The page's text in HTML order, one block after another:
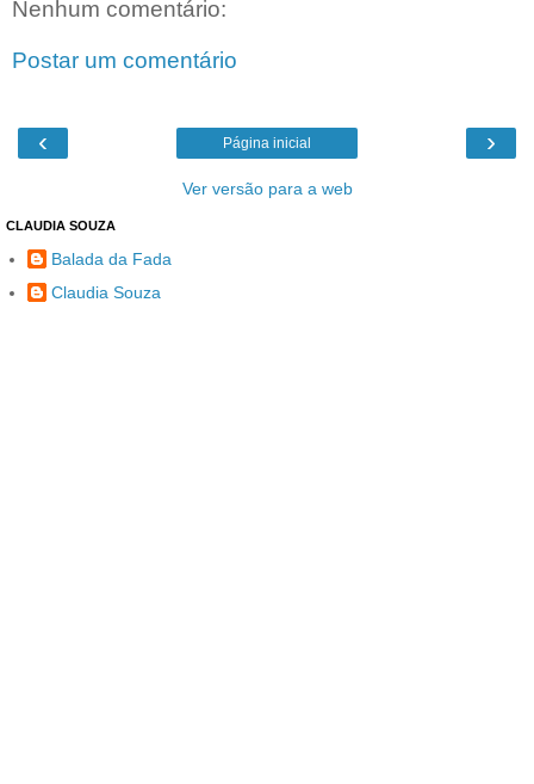
Nenhum comentário:
Postar um comentário
‹ ›
Página inicial
Ver versão para a web
CLAUDIA SOUZA
Balada da Fada
Claudia Souza